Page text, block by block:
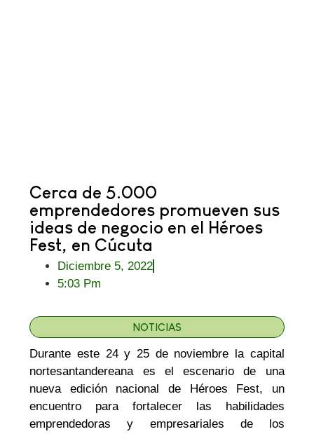
Cerca de 5.000
emprendedores promueven sus
ideas de negocio en el Héroes
Fest, en Cúcuta
Diciembre 5, 2022
5:03 Pm
NOTICIAS
Durante este 24 y 25 de noviembre la capital
nortesantandereana es el escenario de una
nueva edición nacional de Héroes Fest, un
encuentro para fortalecer las habilidades
emprendedoras y empresariales de los